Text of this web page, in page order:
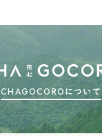
CHAGOCOROについて